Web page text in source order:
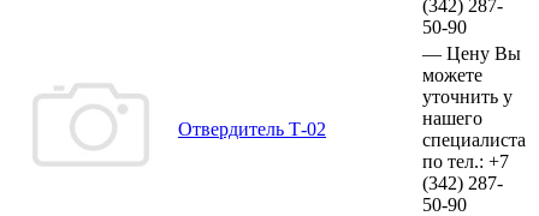
(342) 287-
50-90
Отвердитель Т-02
— Цену Вы
можете
уточнить у
нашего
специалиста
по тел.: +7
(342) 287-
50-90